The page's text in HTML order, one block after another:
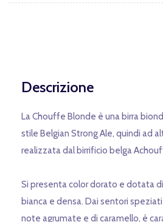
Descrizione
La Chouffe Blonde è una birra
stile Belgian Strong Ale, quindi ad
realizzata dal birrificio belga
Si presenta color dorato e dotata
bianca e densa. Dai sentori
note agrumate e di caramello, è